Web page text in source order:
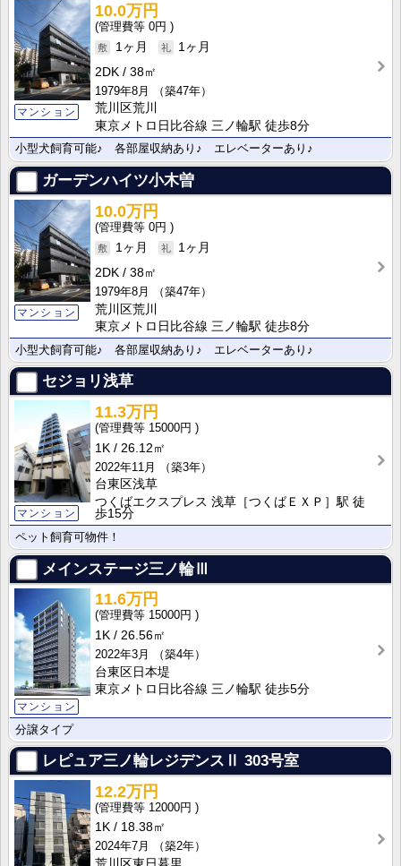
マンション
10.0万円
0円
1ヶ月
1ヶ月
2DK
38㎡
1979年8月
（築47年）
荒川区荒川
東京メトロ日比谷線 三ノ輪駅 徒歩8分
小型犬飼育可能♪ 各部屋収納あり♪ エレベーターあり♪
ガーデンハイツ小木曽
マンション
10.0万円
0円
1ヶ月
1ヶ月
2DK
38㎡
1979年8月
（築47年）
荒川区荒川
東京メトロ日比谷線 三ノ輪駅 徒歩8分
小型犬飼育可能♪ 各部屋収納あり♪ エレベーターあり♪
セジョリ浅草
マンション
11.3万円
15000円
1K
26.12㎡
2022年11月
（築3年）
台東区浅草
つくばエクスプレス 浅草［つくばＥＸＰ］駅 徒
歩15分
ペット飼育可物件！
メインステージ三ノ輪Ⅲ
マンション
11.6万円
15000円
1K
26.56㎡
2022年3月
（築4年）
台東区日本堤
東京メトロ日比谷線 三ノ輪駅 徒歩5分
分譲タイプ
レピュア三ノ輪レジデンスⅡ 303号室
12.2万円
12000円
1K
18.38㎡
2024年7月
（築2年）